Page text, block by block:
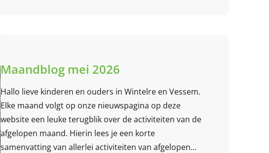
Maandblog mei 2026
Hallo lieve kinderen en ouders in Wintelre en Vessem.
Elke maand volgt op onze nieuwspagina op deze
website een leuke terugblik over de activiteiten van de
afgelopen maand. Hierin lees je een korte
samenvatting van allerlei activiteiten van afgelopen